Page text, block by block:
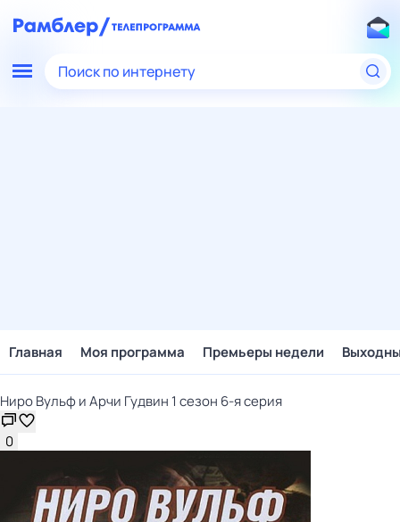
Поиск по интернету
Главная Моя программа Премьеры недели
Ниро Вульф и Арчи Гудвин 1 сезон 6-я серия
0